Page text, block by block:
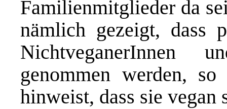
Familienmitglieder da
nämlich gezeigt, dass
NichtveganerInnen
genommen werden,
hinweist, dass sie vegan